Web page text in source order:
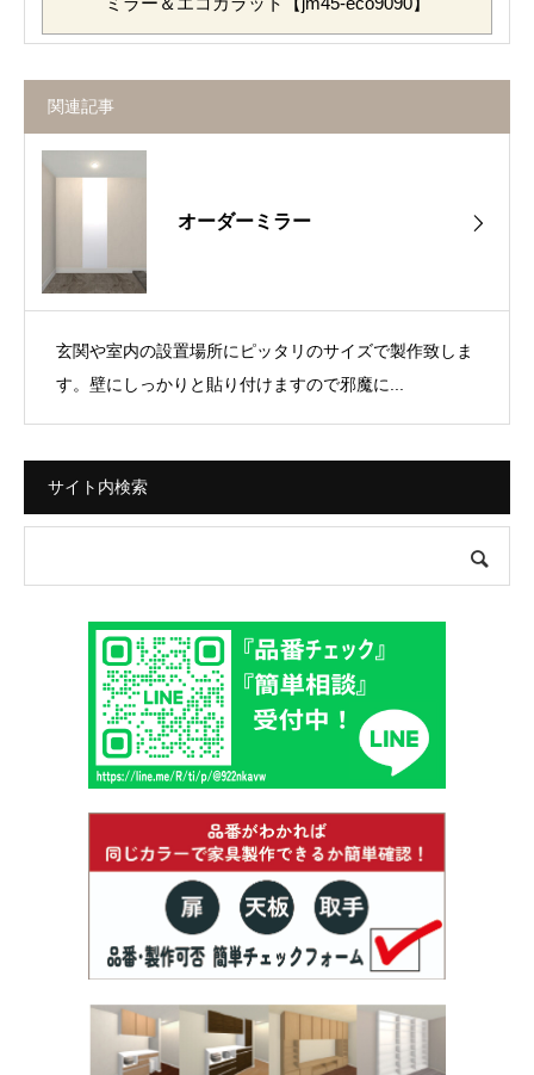
関連記事
オーダーミラー
玄関や室内の設置場所にピッタリのサイズで製作致しま
す。壁にしっかりと貼り付けますので邪魔に...
サイト内検索